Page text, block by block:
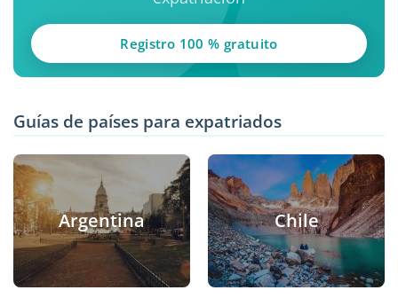
Registro 100 % gratuito
Guías de países para expatriados
Argentina Chile